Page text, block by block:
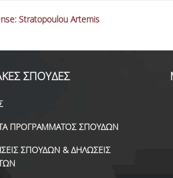
Stratopoulou Artemis
ΣΠΟΥΔΕΣ
ΠΡΟΓΡΑΜΜΑΤΟΣ ΣΠΟΥΔΩΝ
ΣΠΟΥΔΩΝ & ΔΗΛΩΣΕΙΣ